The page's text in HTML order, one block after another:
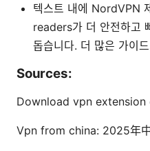
텍스트 내에 NordVPN
readers가 더 안전하고
돕습니다. 더 많은 가이
Sources:
Download vpn extension
Vpn from china: 2025年